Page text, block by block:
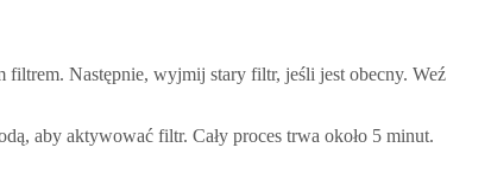
Następnie, wyjmij stary filtr, jeśli jest obecny. Weź
aby aktywować filtr. Cały proces trwa około 5 minut.